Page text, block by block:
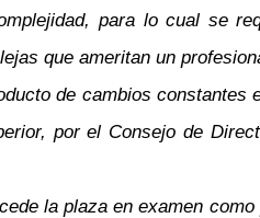
para lo cual se
que ameritan un
de cambios constantes
por el Consejo de
la plaza en examen